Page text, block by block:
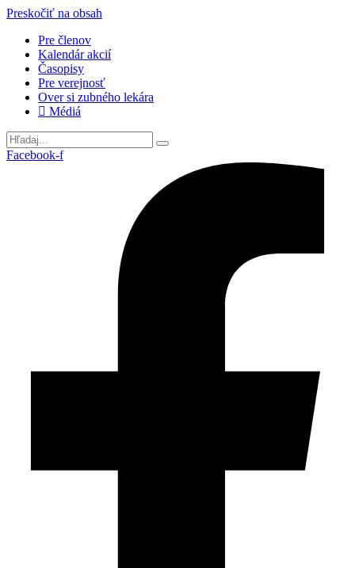
Preskočiť na obsah
Pre členov
Kalendár akcií
Časopisy
Pre verejnosť
Over si zubného lekára
Médiá
Facebook-f